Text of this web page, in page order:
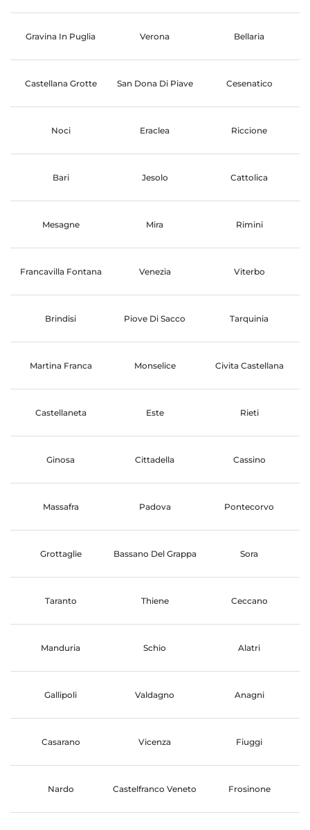
Gravina In Puglia Verona Bellaria
Castellana Grotte San Dona Di Piave Cesenatico
Noci Eraclea Riccione
Bari Jesolo Cattolica
Mesagne Mira Rimini
Francavilla Fontana Venezia Viterbo
Brindisi Piove Di Sacco Tarquinia
Martina Franca Monselice Civita Castellana
Castellaneta Este Rieti
Ginosa Cittadella Cassino
Massafra Padova Pontecorvo
Grottaglie Bassano Del Grappa Sora
Taranto Thiene Ceccano
Manduria Schio Alatri
Gallipoli Valdagno Anagni
Casarano Vicenza Fiuggi
Nardo Castelfranco Veneto Frosinone